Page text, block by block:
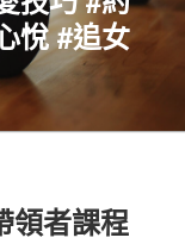
悅 #追女
領者課程